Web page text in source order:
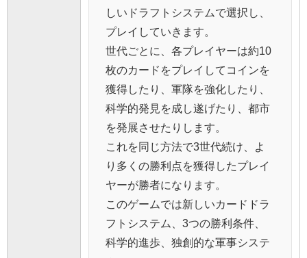
しいドラフトシステムで選択し、
プレイしていきます。
世代ごとに、各プレイヤーは約10
枚のカードをプレイしてコインを
獲得したり、軍隊を強化したり、
科学的発見を成し遂げたり、都市
を発展させたりします。
これを同じ方法で3世代続け、よ
り多くの勝利点を獲得したプレイ
ヤーが勝者になります。
このゲームでは新しいカードドラ
フトシステム、3つの勝利条件、
科学的進歩、独創的な軍事システ